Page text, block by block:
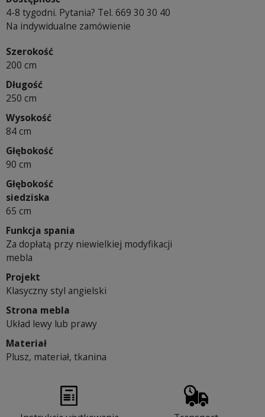
4-8 tygodni. Pytania? Tel. 669 30 30 40
Na indywidualne zamówienie
Szerokość
200 cm
Długość
250 cm
Wysokość
84 cm
Głębokość
90 cm
Głębokość
siedziska
65 cm
Funkcja spania
Za dopłatą przy niewielkiej modyfikacji
mebla
Projekt
Klasyczny styl angielski
Strona mebla
Układ lewy lub prawy
Materiał
Plusz, materiał, tkanina